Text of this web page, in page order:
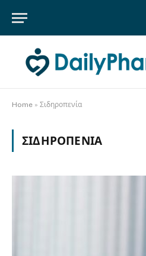
Home » Σιδηροπενία
ΣΙΔΗΡΟΠΕΝΊΑ